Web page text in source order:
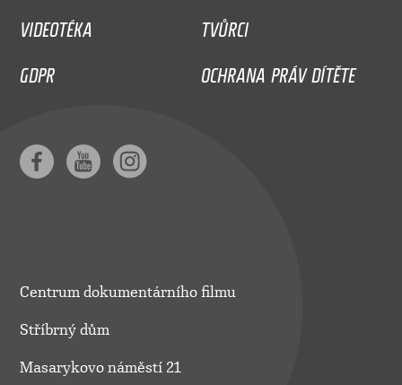
VIDEOTÉKA
TVŮRCI
GDPR
OCHRANA PRÁV DÍTĚTE
Centrum dokumentárního filmu
Stříbrný dům
Masarykovo náměstí 21